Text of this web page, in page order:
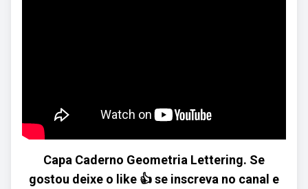
Capa Caderno Geometria Lettering. Se
gostou deixe o like 👍 se inscreva no canal e